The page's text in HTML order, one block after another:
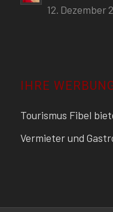
12. Dezember
IHRE
Tourismus Fibel
Vermieter und